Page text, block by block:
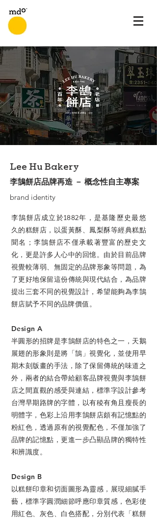
Lee Hu Bakery
李鵠餅店品牌再造 － 概念性自主專案
brand identity
李鵠餅店成立於1882年，是基隆歷史最悠
久的糕餅店，以蛋黃酥、鳳梨酥等經典糕點
聞名；李鵠餅店不僅承載著豐富的歷史文
化，更是許多人心中的回憶。由於目前品牌
視覺較薄弱、無固定的品牌形象等問題，為
了更好地保留這份傳統與現代結合，為品牌
提出三套不同的視覺設計，希望能夠為李鵠
餅店賦予不同的品牌價值。
Design A
半圓形的招牌是李鵠餅店的特色之一，天鵝
展翅的形象則是將「鵠」視覺化，並使用早
期木刻版畫的手法，除了保留傳統的味道之
外，兩者的結合帶給顧客品牌視覺與李鵠餅
店之間直觀的感受與連結，標準字設計參考
台灣早期路牌的字體，以有稜有角且瘦長的
明體字，色彩上沿用李鵠餅店頗有記憶點的
粉紅色，透過原有的視覺配色，不僅加強了
品牌的記憶點，更進一步凸顯品牌的獨特性
和辨識度。
Design B
以糕餅印章和切面圖形為靈感，展現細膩手
藝，標準字圓潤細節呼應印章質感，色彩使
用紅色、灰色、白色搭配，分別代表「糕餅